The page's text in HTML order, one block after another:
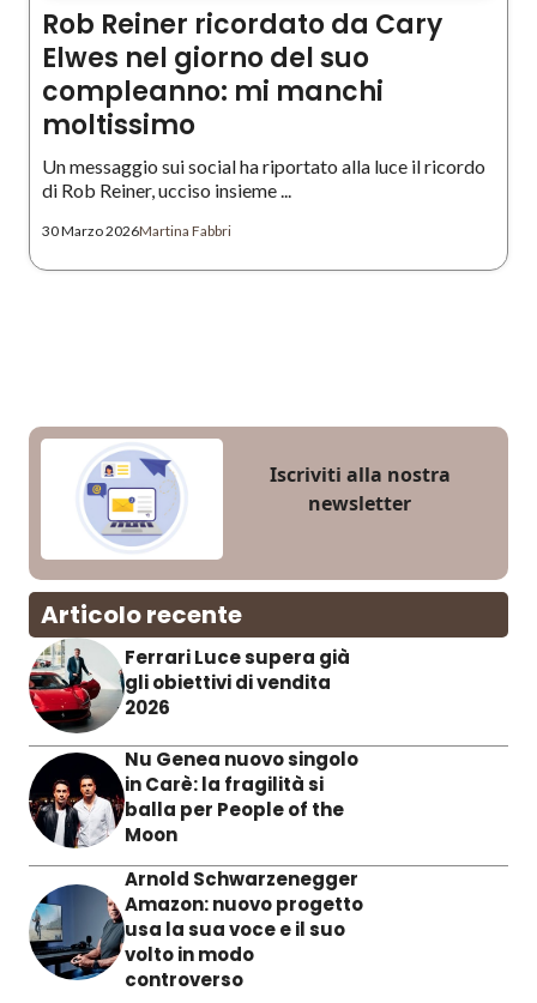
Rob Reiner ricordato da Cary
Elwes nel giorno del suo
compleanno: mi manchi
moltissimo
Un messaggio sui social ha riportato alla luce il ricordo
di Rob Reiner, ucciso insieme ...
30 Marzo 2026Martina Fabbri
Iscriviti alla nostra
newsletter
Articolo recente
Ferrari Luce supera già
gli obiettivi di vendita
2026
Nu Genea nuovo singolo
in Carè: la fragilità si
balla per People of the
Moon
Arnold Schwarzenegger
Amazon: nuovo progetto
usa la sua voce e il suo
volto in modo
controverso